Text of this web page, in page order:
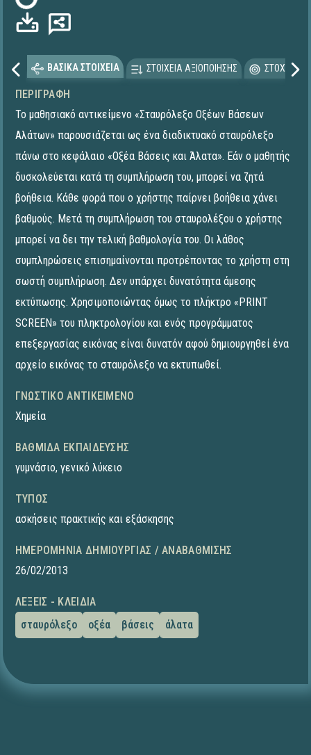
ΒΑΣΙΚΑ ΣΤΟΙΧΕΙΑ ΣΤΟΙΧΕΙΑ ΑΞΙΟΠΟΙΗΣΗΣ
ΠΕΡΙΓΡΑΦΉ
Το μαθησιακό αντικείμενο «Σταυρόλεξο Οξέων Βάσεων
Αλάτων» παρουσιάζεται ως ένα διαδικτυακό σταυρόλεξο
πάνω στο κεφάλαιο «Οξέα Βάσεις και Άλατα». Εάν ο μαθητής
δυσκολεύεται κατά τη συμπλήρωση του, μπορεί να ζητά
βοήθεια. Κάθε φορά που ο χρήστης παίρνει βοήθεια χάνει
βαθμούς. Μετά τη συμπλήρωση του σταυρολέξου ο χρήστης
μπορεί να δει την τελική βαθμολογία του. Οι λάθος
συμπληρώσεις επισημαίνονται προτρέποντας το χρήστη στη
σωστή συμπλήρωση. Δεν υπάρχει δυνατότητα άμεσης
εκτύπωσης. Χρησιμοποιώντας όμως το πλήκτρο «PRINT
SCREEN» του πληκτρολογίου και ενός προγράμματος
επεξεργασίας εικόνας είναι δυνατόν αφού δημιουργηθεί ένα
αρχείο εικόνας το σταυρόλεξο να εκτυπωθεί.
ΓΝΩΣΤΙΚΌ ΑΝΤΙΚΕΊΜΕΝΟ
Χημεία
ΒΑΘΜΊΔΑ ΕΚΠΑΊΔΕΥΣΗΣ
γυμνάσιο, γενικό λύκειο
ΤΎΠΟΣ
ασκήσεις πρακτικής και εξάσκησης
ΗΜΕΡΟΜΗΝΊΑ ΔΗΜΙΟΥΡΓΊΑΣ / ΑΝΑΒΆΘΜΙΣΗΣ
26/02/2013
ΛΈΞΕΙΣ - ΚΛΕΙΔΙΆ
σταυρόλεξο
οξέα βάσεις άλατα